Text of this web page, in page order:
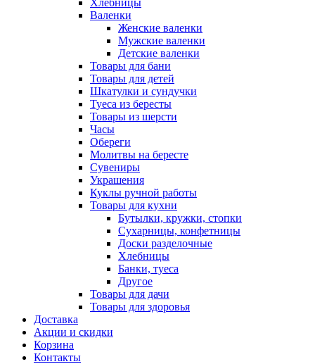
Хлебницы
Валенки
Женские валенки
Мужские валенки
Детские валенки
Товары для бани
Товары для детей
Шкатулки и сундучки
Туеса из бересты
Товары из шерсти
Часы
Обереги
Молитвы на бересте
Сувениры
Украшения
Куклы ручной работы
Товары для кухни
Бутылки, кружки, стопки
Сухарницы, конфетницы
Доски разделочные
Хлебницы
Банки, туеса
Другое
Товары для дачи
Товары для здоровья
Доставка
Акции и скидки
Корзина
Контакты